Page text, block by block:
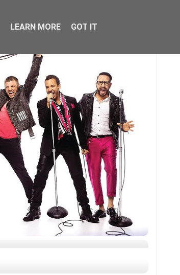
LEARN MORE GOT IT